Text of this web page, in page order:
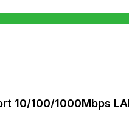
10/100/1000Mbps